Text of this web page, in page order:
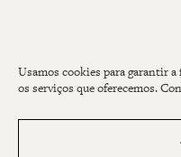
Usamos cookies para garantir
os serviços que oferecemos.
Assine nossa newsletter